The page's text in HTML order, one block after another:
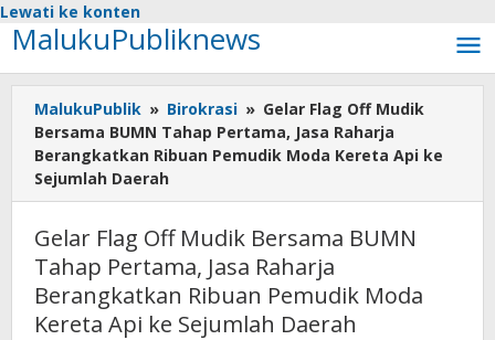
Lewati ke konten
MalukuPubliknews
MalukuPublik » Birokrasi » Gelar Flag Off Mudik
Bersama BUMN Tahap Pertama, Jasa Raharja
Berangkatkan Ribuan Pemudik Moda Kereta Api ke
Sejumlah Daerah
Gelar Flag Off Mudik Bersama BUMN
Tahap Pertama, Jasa Raharja
Berangkatkan Ribuan Pemudik Moda
Kereta Api ke Sejumlah Daerah